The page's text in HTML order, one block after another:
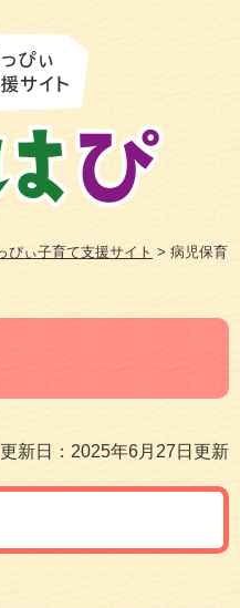
ぴぃ子育て支援サイト > 病児保育
更新日：2025年6月27日更新